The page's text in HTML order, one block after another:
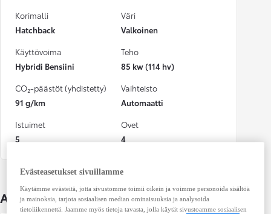
Korimalli
Hatchback
Väri
Valkoinen
Käyttövoima
Hybridi Bensiini
Teho
85 kw (114 hv)
CO₂-päästöt (yhdistetty)
91 g/km
Vaihteisto
Automaatti
Istuimet
5
Ovet
4
Auton lisätiedot
Evästeasetukset sivuillamme
Käytämme evästeitä, jotta sivustomme toimii oikein ja voimme personoida sisältöä
ja mainoksia, tarjota sosiaalisen median ominaisuuksia ja analysoida
tietoliikennettä. Jaamme myös tietoja tavasta, jolla käytät sivustoamme sosiaalisen